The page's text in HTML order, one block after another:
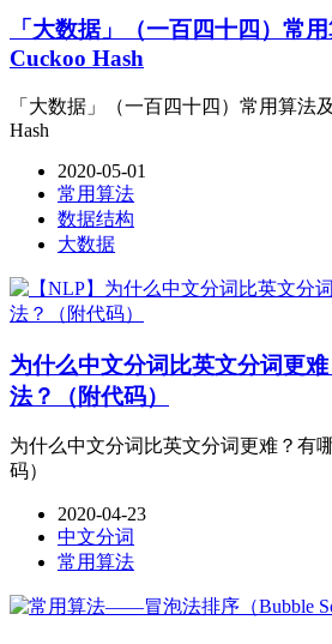
「大数据」（一百四十四）常
Cuckoo Hash
「大数据」（一百四十四）常用算法
Hash
2020-05-01
常用算法
数据结构
大数据
为什么中文分词比英文分词更
法？（附代码）
为什么中文分词比英文分词更难？有
码）
2020-04-23
中文分词
常用算法